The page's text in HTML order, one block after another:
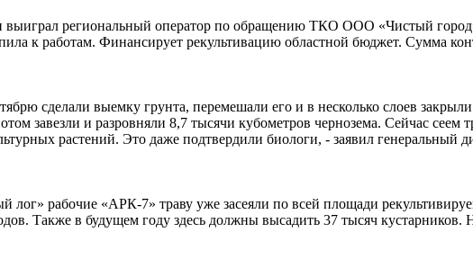
выиграл региональный оператор по обращению ТКО ООО «Чистый
к работам. Финансирует рекультивацию областной бюджет. Сумма
сделали выемку грунта, перемешали его и в несколько слоев
завезли и разровняли 8,7 тысячи кубометров чернозема. Сейчас
растений. Это даже подтвердили биологи, - заявил
рабочие «АРК-7» траву уже засеяли по всей площади
Также в будущем году здесь должны высадить 37 тысяч